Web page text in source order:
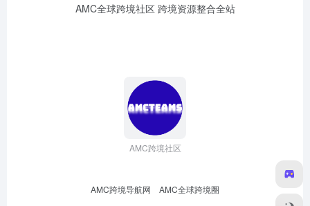
AMC全球跨境社区 跨境资源整合全站
AMC跨境社区
AMC跨境导航网 AMC全球跨境圈